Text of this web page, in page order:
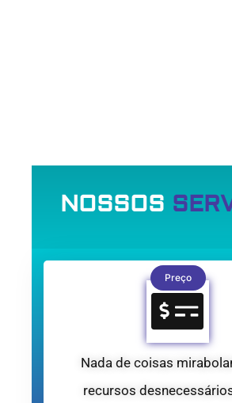
NOSSOS
Preço
Nada de coisas
recursos